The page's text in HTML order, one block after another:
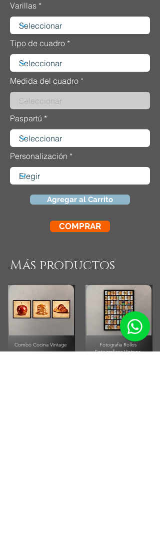
Varillas
Tipo de cuadro
Medida del cuadro
Paspartú
Personalización
Agregar al Carrito
COMPRAR
Más productos
Combo Cocina Vintage
Fotografia Rollos
Fotograficos Vintage